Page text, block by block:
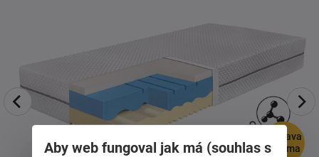
doprava
zdarma
Aby web fungoval jak má (souhlas s